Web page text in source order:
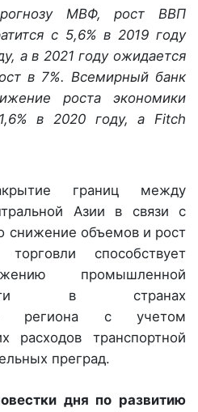
МВФ, рост ВВП
с 5,6% в 2019 году
а в 2021 году ожидается
в 7%. Всемирный банк
роста экономики
в 2020 году, а Fitch
границ между
Азии в связи с
снижение объемов и рост
способствует
промышленной
в странах
региона с учетом
расходов транспортной
преград.
дня по развитию